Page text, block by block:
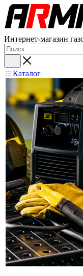
Интернет-магазин
Каталог